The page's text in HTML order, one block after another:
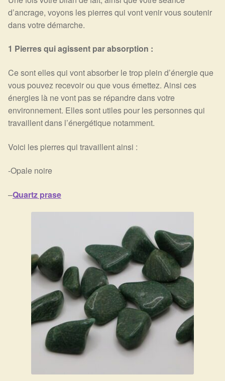
Bolas
Pendentifs
Pierres
Harmonisation
Harmonisation de l’être
Harmonisation des lieux
Sels de bain
Encens
Cadeaux de naissance
Ésotérisme : les pratiques spirituelles du monde invisible
d’ancrage, voyons les pierres qui vont venir vous soutenir
dans votre démarche.
1 Pierres qui agissent par absorption :
Ce sont elles qui vont absorber le trop plein d’énergie que
vous pouvez recevoir ou que vous émettez. Ainsi ces
énergies là ne vont pas se répandre dans votre
environnement. Elles sont utiles pour les personnes qui
travaillent dans l’énergétique notamment.
Voici les pierres qui travaillent ainsi :
-Opale noire
–Quartz prase